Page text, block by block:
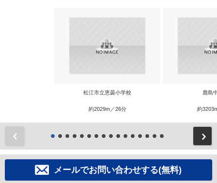
松江市立恵曇小学校
約2029m／26分
鹿島
約
メールでお問い合わせする(無料)